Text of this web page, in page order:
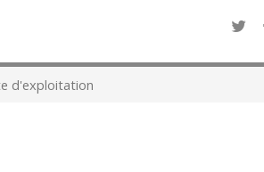
d'exploitation